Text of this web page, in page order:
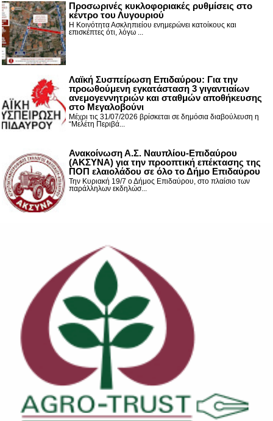
Προσωρινές κυκλοφοριακές ρυθμίσεις στο
κέντρο του Λυγουριού
Η Κοινότητα Ασκληπιείου ενημερώνει κατοίκους και
επισκέπτες ότι, λόγω ...
Λαϊκή Συσπείρωση Επιδαύρου: Για την
προωθούμενη εγκατάσταση 3 γιγαντιαίων
ανεμογεννητριών και σταθμών αποθήκευσης
στο Μεγαλοβούνι
Μέχρι τις 31/07/2026 βρίσκεται σε δημόσια διαβούλευση η
“Μελέτη Περιβά...
Ανακοίνωση Α.Σ. Ναυπλίου-Επιδαύρου
(ΑΚΣΥΝΑ) για την προοπτική επέκτασης της
ΠΟΠ ελαιολάδου σε όλο το Δήμο Επιδαύρου
Την Κυριακή 19/7 ο Δήμος Επιδαύρου, στο πλαίσιο των
παράλληλων εκδηλώσ...